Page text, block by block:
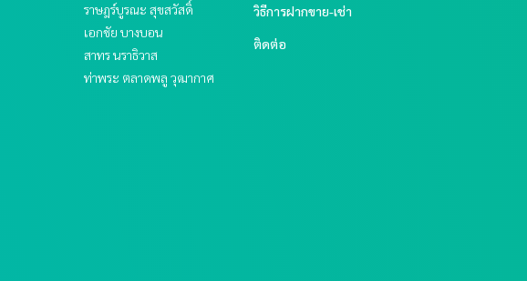
ราษฎร์บูรณะ สุขสวัสดิ์
เอกชัย บางบอน
สาทร นราธิวาส
ท่าพระ ตลาดพลู วุฒากาศ
วิธีการฝากขาย-เช่า
ติดต่อ